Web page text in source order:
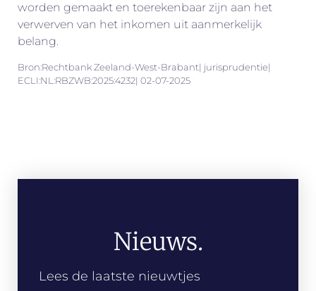
worden gemaakt en toerekenbaar zijn aan het
verwerven van het inkomen uit aanmerkelijk
belang.
Bron:Rechtbank Zeeland-West-Brabant| jurisprudentie|
ECLI:NL:RBZWB:2025:4232| 02-07-2025
Nieuws.
Lees de laatste nieuwtjes